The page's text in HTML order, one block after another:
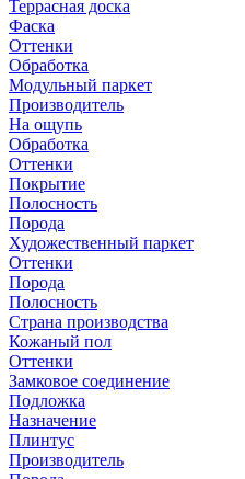
Террасная доска
Фаска
Оттенки
Обработка
Модульный паркет
Производитель
На ощупь
Обработка
Оттенки
Покрытие
Полосность
Порода
Художественный паркет
Оттенки
Порода
Полосность
Страна производства
Кожаный пол
Оттенки
Замковое соединение
Подложка
Назначение
Плинтус
Производитель